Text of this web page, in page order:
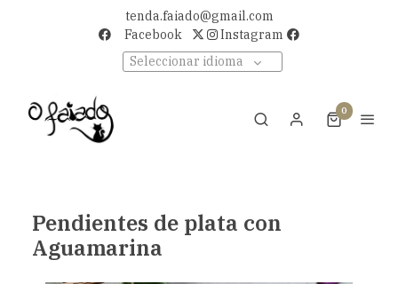
tenda.faiado@gmail.com
Facebook
Instagram
Seleccionar idioma
0
Pendientes de plata con
Aguamarina